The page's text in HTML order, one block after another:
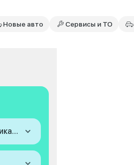
Новые авто Сервисы и ТО
Модификация